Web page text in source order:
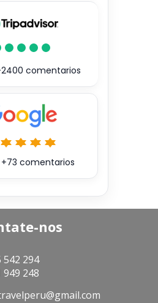
comentarios
+73 comentarios
nos
542 294
949 248